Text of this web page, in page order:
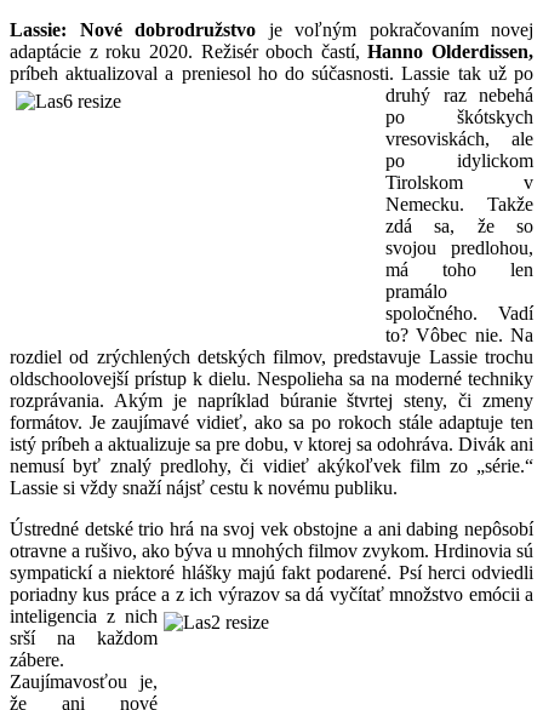
Lassie: Nové dobrodružstvo je voľným pokračovaním novej
adaptácie z roku 2020. Režisér oboch častí, Hanno Olderdissen,
príbeh aktualizoval a preniesol ho do súčasnosti.Lassie tak už po
druhý raz nebehá
po škótskych
vresoviskách, ale
po idylickom
Tirolskom v
Nemecku. Takže
zdá sa, že so
svojou predlohou,
má toho len
pramálo
spoločného. Vadí
to? Vôbec nie. Na
rozdiel od zrýchlených detských filmov, predstavuje Lassie trochu
oldschoolovejší prístup k dielu. Nespolieha sa na moderné techniky
rozprávania. Akým je napríklad búranie štvrtej steny, či zmeny
formátov. Je zaujímavé vidieť, ako sa po rokoch stále adaptuje ten
istý príbeh a aktualizuje sa pre dobu, v ktorej sa odohráva. Divák ani
nemusí byť znalý predlohy, či vidieť akýkoľvek film zo „série.“
Lassie si vždy snaží nájsť cestu k novému publiku.
Ústredné detské trio hrá na svoj vek obstojne a ani dabing nepôsobí
otravne a rušivo, ako býva u mnohých filmov zvykom. Hrdinovia sú
sympatickí a niektoré hlášky majú fakt podarené. Psí herci odviedli
poriadny kus práce a z ich výrazov sa dá vyčítaťmnožstvo emócii a
inteligencia z nich
srší na každom
zábere.
Zaujímavosťou je,
že ani nové